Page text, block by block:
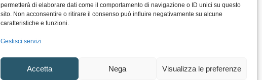
permetterà di elaborare dati come il comportamento di navigazione o ID unici su questo
sito. Non acconsentire o ritirare il consenso può influire negativamente su alcune
caratteristiche e funzioni.
Gestisci servizi
Accetta Nega Visualizza le preferenze